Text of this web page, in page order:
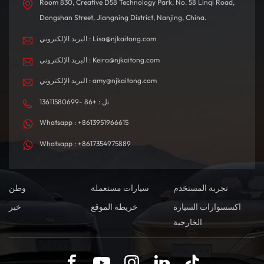
Room 830, Creative D58 Technology Park, No. 58 Linqi Road,
Dongshan Street, Jiangning District, Nanjing, China.
البريد الإلكتروني : Lisa@njkaitong.com
البريد الإلكتروني : Keira@njkaitong.com
البريد الإلكتروني : amy@njkaitong.com
تل : +86 -13611580699
Whatsapp : +8613951966615
Whatsapp : +8617354975889
وطن سيارات مستعملة
تجربة المستخدم
خبر
خريطة الموقع
اكسسوارات السيارة
الخارجية